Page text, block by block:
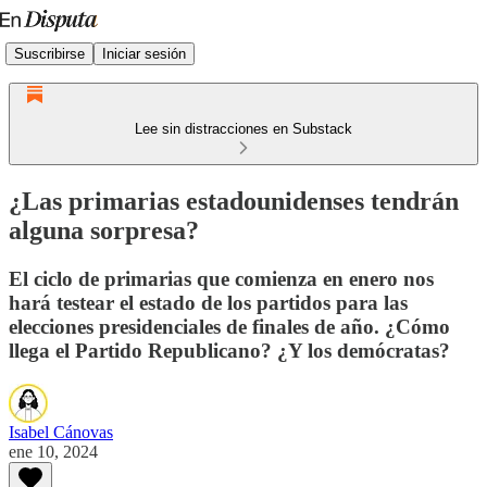
Suscribirse Iniciar sesión
Lee sin distracciones en Substack
¿Las primarias estadounidenses tendrán
alguna sorpresa?
El ciclo de primarias que comienza en enero nos
hará testear el estado de los partidos para las
elecciones presidenciales de finales de año. ¿Cómo
llega el Partido Republicano? ¿Y los demócratas?
Isabel Cánovas
ene 10, 2024